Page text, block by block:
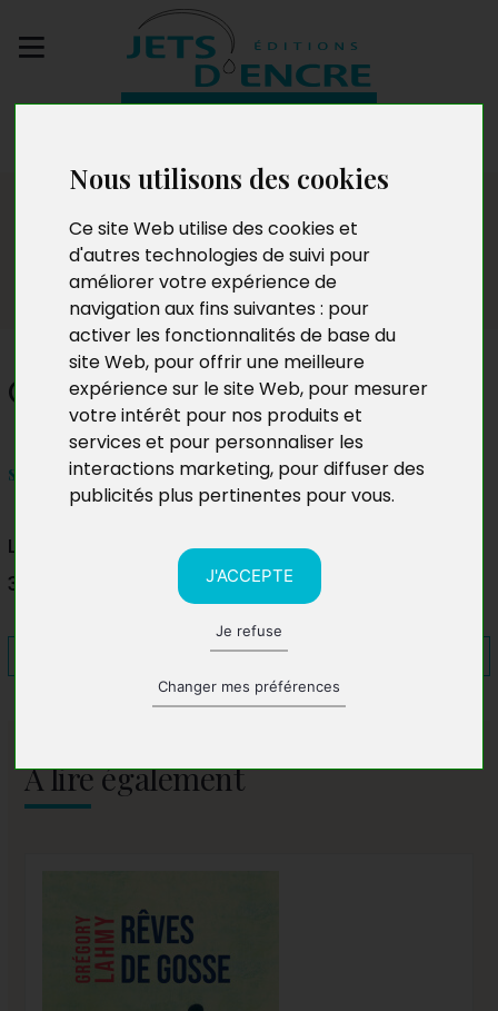
Nous utilisons des cookies
Ce site Web utilise des cookies et
d'autres technologies de suivi pour
améliorer votre expérience de
navigation aux fins suivantes : pour
activer les fonctionnalités de base du
site Web, pour offrir une meilleure
expérience sur le site Web, pour mesurer
votre intérêt pour nos produits et
services et pour personnaliser les
interactions marketing, pour diffuser des
publicités plus pertinentes pour vous.
J'ACCEPTE
Je refuse
Changer mes préférences
Dédicaces
Claude Rouge
samedi 11 avril 2020 – 10h à 12h
Librairie La Belle Histoire
38110 La Tour-du-Pin
A lire également